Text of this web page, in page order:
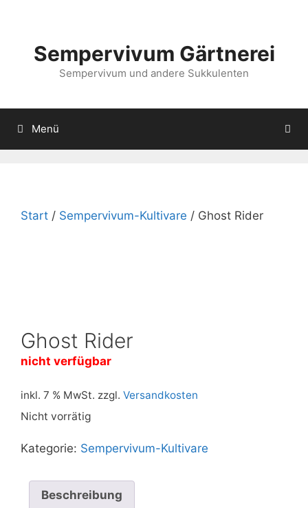
Sempervivum Gärtnerei
Sempervivum und andere Sukkulenten
Menü
Start / Sempervivum-Kultivare / Ghost Rider
Ghost Rider
nicht verfügbar
inkl. 7 % MwSt. zzgl. Versandkosten
Nicht vorrätig
Kategorie: Sempervivum-Kultivare
Beschreibung